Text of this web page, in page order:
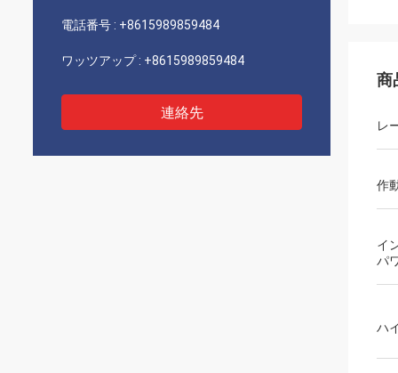
電話番号 : +8615989859484
ワッツアップ : +8615989859484
連絡先
商
レ
作
イ
パ
ハ